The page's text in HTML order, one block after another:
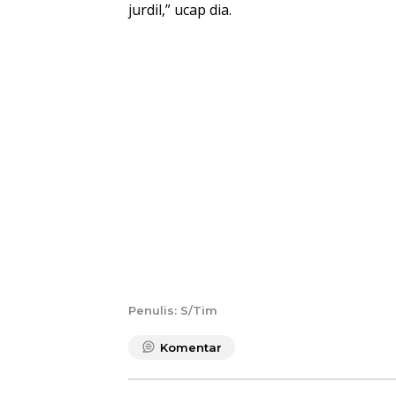
jurdil,” ucap dia.
Penulis: S/Tim
Komentar